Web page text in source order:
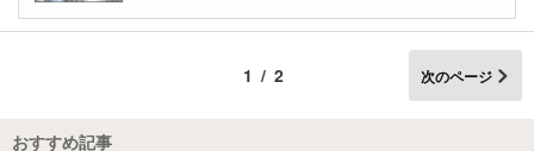
1/2 次のページ
おすすめ記事